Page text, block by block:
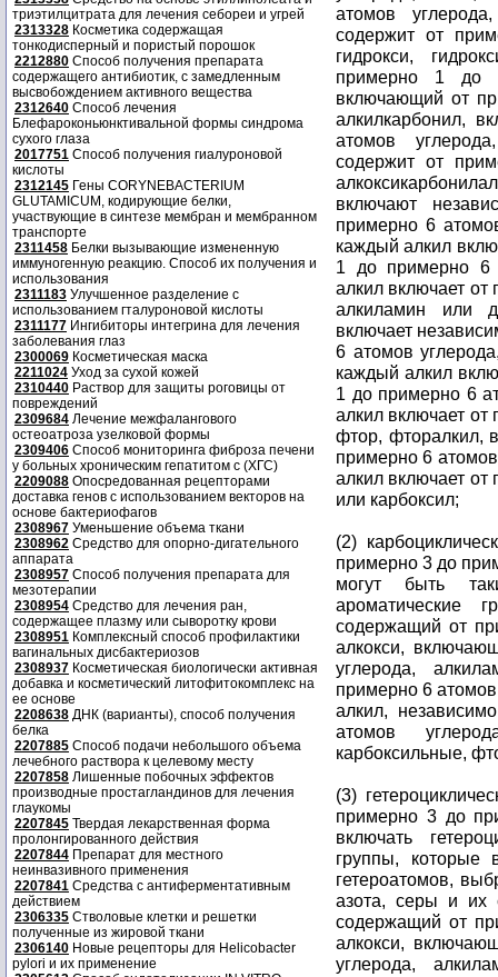
триэтилцитрата для лечения себореи и угрей
2313328 Косметика содержащая
тонкодисперный и пористый порошок
2212880 Способ получения препарата
содержащего антибиотик, с замедленным
высвобождением активного вещества
2312640 Способ лечения
Блефароконьюнктивальной формы синдрома
сухого глаза
2017751 Способ получения гиалуроновой
кислоты
2312145 Гены CORYNEBACTERIUM
GLUTAMICUM, кодирующие белки,
участвующие в синтезе мембран и мембранном
транспорте
2311458 Белки вызывающие измененную
иммуногенную реакцию. Способ их получения и
использования
2311183 Улучшенное разделение с
использованием гталуроновой кислоты
2311177 Ингибиторы интегрина для лечения
заболевания глаз
2300069 Косметическая маска
2211024 Уход за сухой кожей
2310440 Раствор для защиты роговицы от
повреждений
2309684 Лечение межфалангового
остеоатроза узелковой формы
2309406 Способ мониторинга фиброза печени
у больных хроническим гепатитом с (ХГС)
2209088 Опосредованная рецепторами
доставка генов с использованием векторов на
основе бактериофагов
2308967 Уменьшение объема ткани
2308962 Средство для опорно-дигательного
аппарата
2308957 Способ получения препарата для
мезотерапии
2308954 Средство для лечения ран,
содержащее плазму или сыворотку крови
2308951 Комплексный способ профилактики
вагинальных дисбактериозов
2308937 Косметическая биологически активная
добавка и косметический литофитокомплекс на
ее основе
2208638 ДНК (варианты), способ получения
белка
2207885 Способ подачи небольшого объема
лечебного раствора к целевому месту
2207858 Лишенные побочных эффектов
производные простагландинов для лечения
глаукомы
2207845 Твердая лекарственная форма
пролонгированного действия
2207844 Препарат для местного
неинвазивного применения
2207841 Средства с антиферментативным
действием
2306335 Стволовые клетки и решетки
полученные из жировой ткани
2306140 Новые рецепторы для Helicobacter
pylori и их применение
атомов
содержит от
гидрокси,
примерно 1 до
включающий от
алкилкарбонил,
атомов
содержит от
включают
примерно 6
каждый алкил
1 до примерно 6
алкил включает
алкиламин или
включает
6 атомов
каждый алкил
1 до примерно 6
алкил включает
фтор, фторалкил,
примерно 6
алкил включает
или карбоксил;
(2)
примерно 3 до
могут быть
ароматические
содержащий от
алкокси,
углерода,
примерно 6
алкил,
атомов
карбоксильные,
(3)
примерно 3 до
включать
группы,
гетероатомов,
азота, серы и их
содержащий от
алкокси,
углерода,